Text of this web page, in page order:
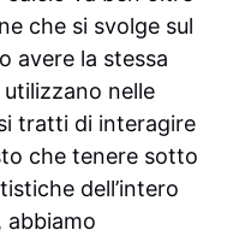
che si svolge sul
avere la stessa
nelle
tratti di interagire
che tenere sotto
dell’intero
abbiamo